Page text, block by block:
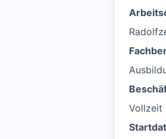
Vollzeit